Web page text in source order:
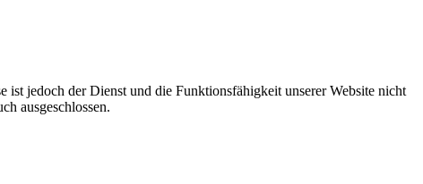
ist jedoch der Dienst und die Funktionsfähigkeit unserer Website nicht
ausgeschlossen.